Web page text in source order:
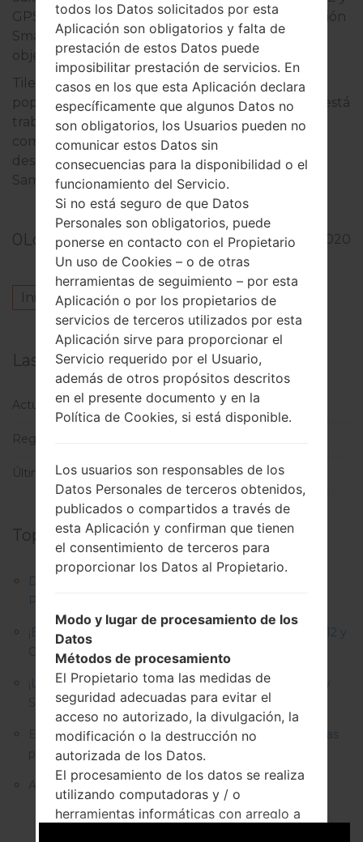
GPS. Sería lógico que Samsung integrara la función
SmartThings Find en su nuevo rastreador de
objetos.
Tile es uno de los dispositivos de rastreo más
populares. Y hay rumores de que incluso Apple está
trabajando en un dispositivo similar. No dude en
compartir en los comentarios a continuación si
desea comprar un dispositivo de rastreo de
Samsung o no.
0Los comentarios 505 30.11.2020
Inicie la sesiónpara dejar su comentario.
Las categorías
Actualizaciones (1)
Regiones
Últimas noticias (113)
Top Noticias:
Descripciones de regiones firmwares de Samsung
Phone
¡El Galaxy F62 ha recibido la actualización de Android 12 y
One UI 4.1!
¡La actualización de seguridad de mayo para el Galaxy
S22 ya está disponible! ¡Descárgalo ahora mismo!
En 2022, Samsung planea actualizar sus computadoras
portátiles de tres maneras
Actualización de ficheros 2019-04-14
todos los Datos solicitados por esta
Aplicación son obligatorios y falta de
prestación de estos Datos puede
imposibilitar prestación de servicios. En
casos en los que esta Aplicación declara
específicamente que algunos Datos no
son obligatorios, los Usuarios pueden no
comunicar estos Datos sin
consecuencias para la disponibilidad o el
funcionamiento del Servicio.
Si no está seguro de que Datos
Personales son obligatorios, puede
ponerse en contacto con el Propietario
Un uso de Cookies – o de otras
herramientas de seguimiento – por esta
Aplicación o por los propietarios de
servicios de terceros utilizados por esta
Aplicación sirve para proporcionar el
Servicio requerido por el Usuario,
además de otros propósitos descritos
en el presente documento y en la
Política de Cookies, si está disponible.
Los usuarios son responsables de los
Datos Personales de terceros obtenidos,
publicados o compartidos a través de
esta Aplicación y confirman que tienen
el consentimiento de terceros para
proporcionar los Datos al Propietario.
Modo y lugar de procesamiento de los
Datos
Métodos de procesamiento
El Propietario toma las medidas de
seguridad adecuadas para evitar el
acceso no autorizado, la divulgación, la
modificación o la destrucción no
autorizada de los Datos.
El procesamiento de los datos se realiza
utilizando computadoras y / o
herramientas informáticas con arreglo a